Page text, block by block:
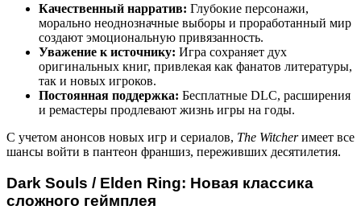
Качественный нарратив: Глубокие персонажи,
морально неоднозначные выборы и проработанный мир
создают эмоциональную привязанность.
Уважение к источнику: Игра сохраняет дух
оригинальных книг, привлекая как фанатов литературы,
так и новых игроков.
Постоянная поддержка: Бесплатные DLC, расширения
и ремастеры продлевают жизнь игры на годы.
С учетом анонсов новых игр и сериалов, The Witcherимеет все
шансы войти в пантеон франшиз, переживших десятилетия.
Dark Souls / Elden Ring: Новая классика
сложного геймплея